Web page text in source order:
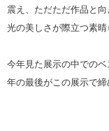
震え、ただただ作品と向
光の美しさが際立つ素晴
今年見た展示の中での
年の最後がこの展示で締